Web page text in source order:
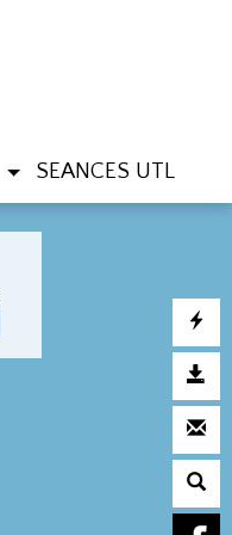
SEANCES UTL